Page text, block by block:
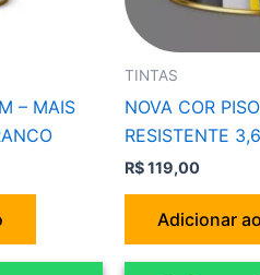
– MAIS
TINTAS
NOVA COR
RESISTENTE
R$119,00
Adicionar